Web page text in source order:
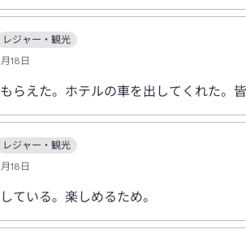
レジャー・観光
18日
らえた。ホテルの車を出してくれた。
レジャー・観光
18日
ている。楽しめるため。